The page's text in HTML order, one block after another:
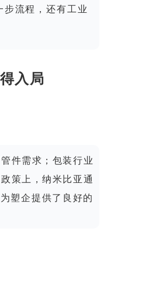
流程，还有工业
入局
件需求；包装行业
策上，纳米比亚通
塑企提供了良好的